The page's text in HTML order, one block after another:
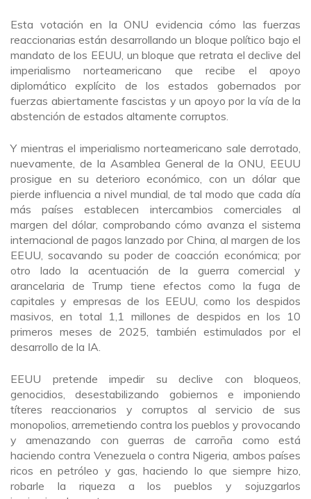
Esta votación en la ONU evidencia cómo las fuerzas
reaccionarias están desarrollando un bloque político bajo el
mandato de los EEUU, un bloque que retrata el declive del
imperialismo norteamericano que recibe el apoyo
diplomático explícito de los estados gobernados por
fuerzas abiertamente fascistas y un apoyo por la vía de la
abstención de estados altamente corruptos.
Y mientras el imperialismo norteamericano sale derrotado,
nuevamente, de la Asamblea General de la ONU, EEUU
prosigue en su deterioro económico, con un dólar que
pierde influencia a nivel mundial, de tal modo que cada día
más países establecen intercambios comerciales al
margen del dólar, comprobando cómo avanza el sistema
internacional de pagos lanzado por China, al margen de los
EEUU, socavando su poder de coacción económica; por
otro lado la acentuación de la guerra comercial y
arancelaria de Trump tiene efectos como la fuga de
capitales y empresas de los EEUU, como los despidos
masivos, en total 1,1 millones de despidos en los 10
primeros meses de 2025, también estimulados por el
desarrollo de la IA.
EEUU pretende impedir su declive con bloqueos,
genocidios, desestabilizando gobiernos e imponiendo
títeres reaccionarios y corruptos al servicio de sus
monopolios, arremetiendo contra los pueblos y provocando
y amenazando con guerras de carroña como está
haciendo contra Venezuela o contra Nigeria, ambos países
ricos en petróleo y gas, haciendo lo que siempre hizo,
robarle la riqueza a los pueblos y sojuzgarlos